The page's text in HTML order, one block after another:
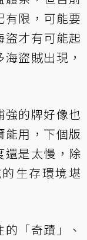
有限，可能要
盜才有可能起
盜賊出現，
強的牌好像也
能用，下個版
還是太慢，除
生存環境堪
「奇蹟」、